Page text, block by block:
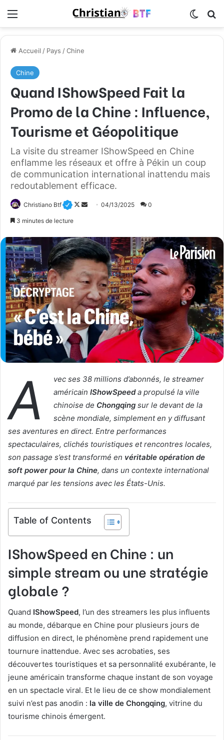
Accueil / Pays /Chine
Chine
Quand IShowSpeed Fait la
Promo de la Chine : Influence,
Tourisme et Géopolitique
La visite du streamer IShowSpeed en Chine
enflamme les réseaux et offre à Pékin un coup
de communication international inattendu mais
redoutablement efficace.
Christiano Btf
F
l
w
o
n
X
o
y
e
r
u
n
c
o
u
r
r
04/13/2025 0
3 minutes de lecture
A
vec ses 38 millions d’abonnés, le streamer
américain IShowSpeeda propulsé la ville
chinoise de Chongqing sur le devant de la
scène mondiale, simplement en y diffusant
ses aventures en direct. Entre performances
spectaculaires, clichés touristiques et rencontres locales,
son passage s’est transformé en véritable opération de
soft power pour la Chine, dans un contexte international
marqué par les tensions avec les États-Unis.
Table of Contents
IShowSpeed en Chine : un
simple stream ou une stratégie
globale ?
Quand IShowSpeed, l’un des streamers les plus influents
au monde, débarque en Chine pour plusieurs jours de
diffusion en direct, le phénomène prend rapidement une
tournure inattendue. Avec ses acrobaties, ses
découvertes touristiques et sa personnalité exubérante, le
jeune américain transforme chaque instant de son voyage
en un spectacle viral. Et le lieu de ce show mondialement
suivi n’est pas anodin : la ville de Chongqing, vitrine du
tourisme chinois émergent.